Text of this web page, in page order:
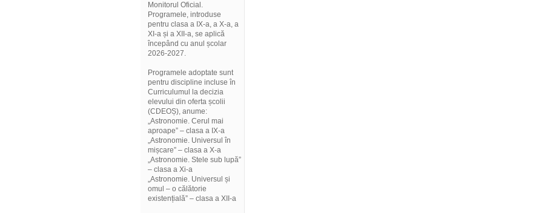
Monitorul Oficial.
Programele, introduse
pentru clasa a IX-a, a X-a, a
XI-a și a XII-a, se aplică
începând cu anul școlar
2026-2027.
Programele adoptate sunt
pentru discipline incluse în
Curriculumul la decizia
elevului din oferta școlii
(CDEOȘ), anume:
„Astronomie. Cerul mai
aproape” – clasa a IX-a
„Astronomie. Universul în
mișcare” – clasa a X-a
„Astronomie. Stele sub lupă”
– clasa a Xi-a
„Astronomie. Universul și
omul – o călătorie
existențială” – clasa a XII-a